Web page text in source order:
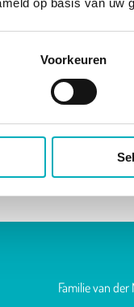
Voorkeuren
Een vergoeding
DECLARATIE
Familie van